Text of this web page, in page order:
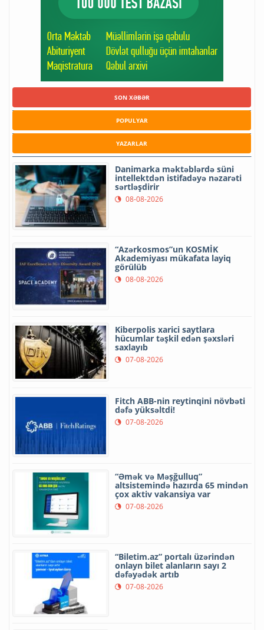
SON XƏBƏR
POPULYAR
YAZARLAR
Danimarka məktəblərdə süni
intellektdən istifadəyə nəzarəti
sərtləşdirir
08-08-2026
“Azərkosmos”un KOSMİK
Akademiyası mükafata layiq
görülüb
08-08-2026
Kiberpolis xarici saytlara
hücumlar təşkil edən şəxsləri
saxlayıb
07-08-2026
Fitch ABB-nin reytinqini növbəti
dəfə yüksəltdi!
07-08-2026
“Əmək və Məşğulluq”
altsistemində hazırda 65 mindən
çox aktiv vakansiya var
07-08-2026
“Biletim.az” portalı üzərindən
onlayn bilet alanların sayı 2
dəfəyədək artıb
07-08-2026